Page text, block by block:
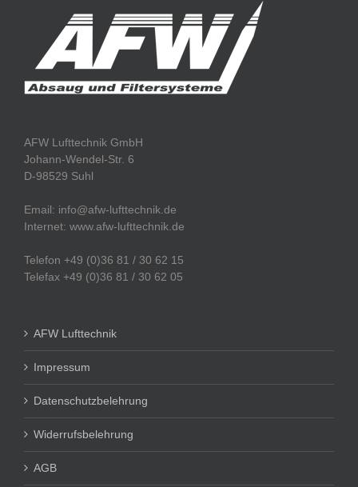
AFW Lufttechnik GmbH
Johann-Wendel-Str. 6
D-98529 Suhl
Email: info@afw-lufttechnik.de
Internet: www.afw-lufttechnik.de
Telefon +49 (0)36 81 / 30 62 15
Telefax +49 (0)36 81 / 30 62 05
AFW Lufttechnik
Impressum
Datenschutzbelehrung
Widerrufsbelehrung
AGB